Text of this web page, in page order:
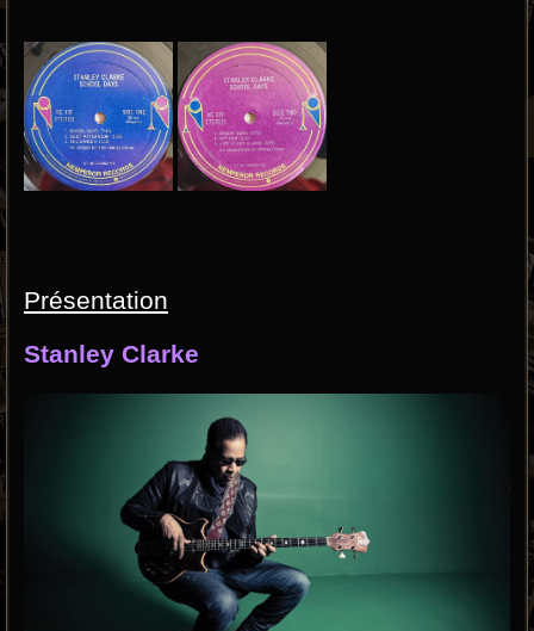
Présentation
Stanley Clarke